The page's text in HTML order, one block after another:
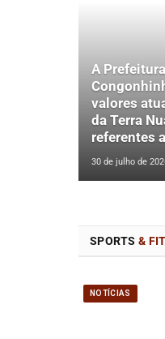
A
valores
da Terra
referentes
30 de julho de
SPORTS &
NOTÍCIAS